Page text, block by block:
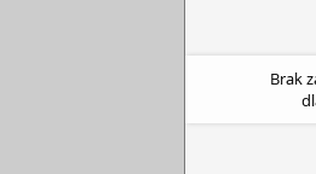
Brak